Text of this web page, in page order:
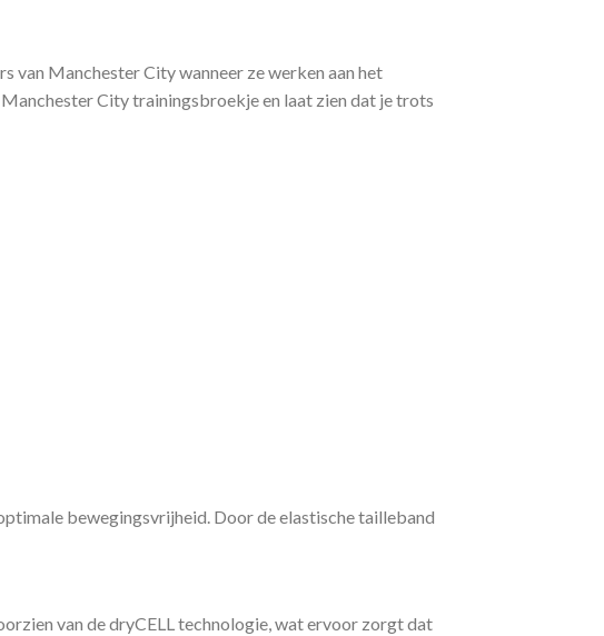
Manchester City wanneer ze werken aan het
City trainingsbroekje en laat zien dat je trots
bewegingsvrijheid. Door de elastische tailleband
van de dryCELL technologie, wat ervoor zorgt dat